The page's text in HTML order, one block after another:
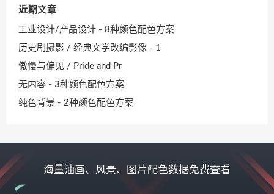
近期文章
工业设计/产品设计 - 8种颜色配色方案
历史剧摄影 / 经典文学改编影像 - 1
傲慢与偏见 / Pride and Pr
无内容 - 3种颜色配色方案
纯色背景 - 2种颜色配色方案
海量油画、风景、图片配色数据免费查看